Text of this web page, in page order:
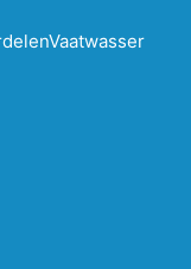
Vaatwasser